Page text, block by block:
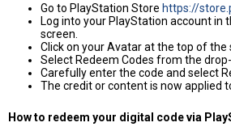
Go to PlayStation Store https://
Log into your PlayStation account in
screen.
Click on your Avatar at the top of the
Select Redeem Codes from the
Carefully enter the code and select
The credit or content is now applied
How to redeem your digital code via